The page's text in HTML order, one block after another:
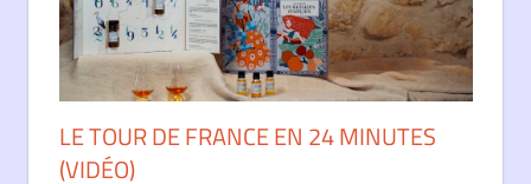
LE TOUR DE FRANCE EN 24 MINUTES
(VIDÉO)